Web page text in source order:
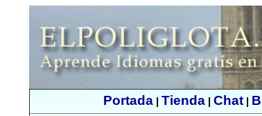
Portada Tienda Chat